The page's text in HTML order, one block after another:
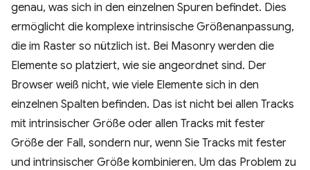
genau, was sich in den einzelnen Spuren befindet. Dies
ermöglicht die komplexe intrinsische Größenanpassung,
die im Raster so nützlich ist. Bei Masonry werden die
Elemente so platziert, wie sie angeordnet sind. Der
Browser weiß nicht, wie viele Elemente sich in den
einzelnen Spalten befinden. Das ist nicht bei allen Tracks
mit intrinsischer Größe oder allen Tracks mit fester
Größe der Fall, sondern nur, wenn Sie Tracks mit fester
und intrinsischer Größe kombinieren. Um das Problem zu